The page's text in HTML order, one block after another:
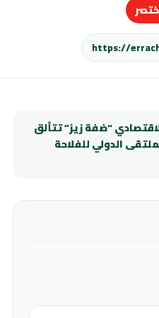
“ضفة زيز” تتألق
الدولي للفلاحة